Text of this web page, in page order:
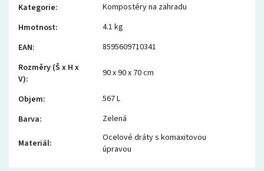
Kategorie:
Kompostéry na zahradu
Hmotnost:
4.1 kg
EAN:
8595609710341
Rozměry (Š x H x
V):
90 x 90 x 70 cm
Objem:
567 L
Barva: Zelená
Materiál:
Ocelové dráty s komaxitovou
úpravou